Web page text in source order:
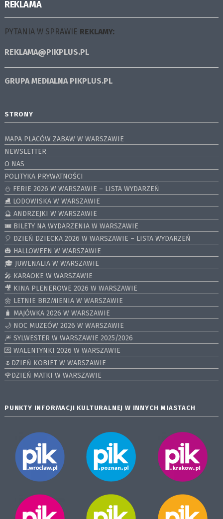
REKLAMA
PYTANIA W SPRAWIE REKLAMY:
REKLAMA@PIKPLUS.PL
GRUPA MEDIALNA PIKPLUS.PL
STRONY
MAPA PLACÓW ZABAW W WARSZAWIE
NEWSLETTER
O NAS
POLITYKA PRYWATNOŚCI
⛄️ FERIE 2026 W WARSZAWIE – LISTA WYDARZEŃ
⛸ LODOWISKA W WARSZAWIE
🔮 ANDRZEJKI W WARSZAWIE
🎟️ BILETY NA WYDARZENIA W WARSZAWIE
🎈 DZIEŃ DZIECKA 2026 W WARSZAWIE – LISTA WYDARZEŃ
🎃 HALLOWEEN W WARSZAWIE
🎓 JUWENALIA W WARSZAWIE
🎤 KARAOKE W WARSZAWIE
🎥 KINA PLENEROWE 2026 W WARSZAWIE
🌼 LETNIE BRZMIENIA W WARSZAWIE
🧳 MAJÓWKA 2026 W WARSZAWIE
🌙 NOC MUZEÓW 2026 W WARSZAWIE
🎆 SYLWESTER W WARSZAWIE 2025/2026
💌 WALENTYNKI 2026 W WARSZAWIE
🌷DZIEŃ KOBIET W WARSZAWIE
🌹DZIEŃ MATKI W WARSZAWIE
PUNKTY INFORMACJI KULTURALNEJ W INNYCH MIASTACH